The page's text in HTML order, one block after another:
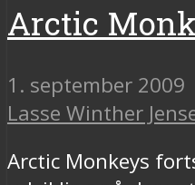
Arctic
1. september 2009
Lasse Winther
Arctic Monkeys